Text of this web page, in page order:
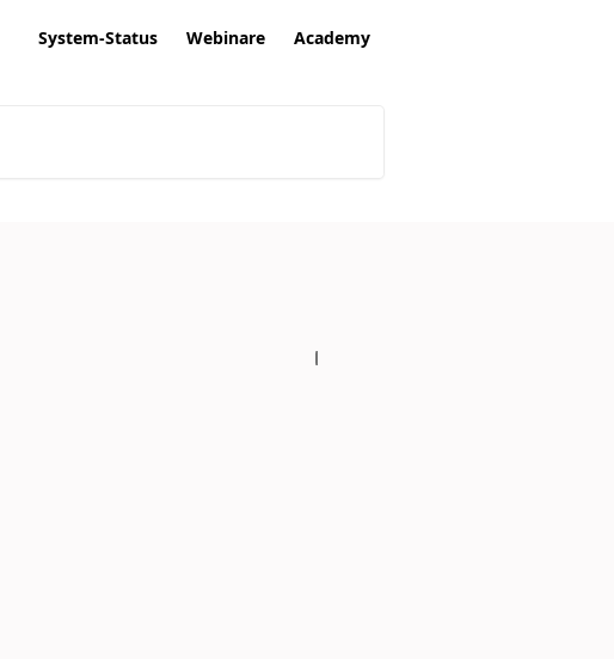
System-Status Webinare Academy